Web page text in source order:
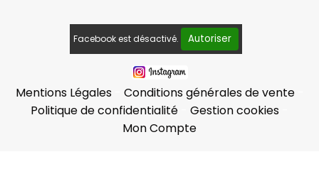
Facebook est désactivé. Autoriser
Mentions Légales
Conditions générales de vente
Politique de confidentialité
Gestion cookies
Mon Compte